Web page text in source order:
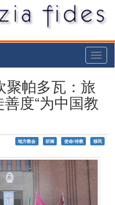
聚帕多瓦：旅
度“为中国教
地方教会 祈祷 使命/传教 移民